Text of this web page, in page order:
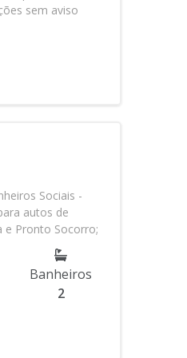
sem aviso
Sociais -
autos de
e Pronto Socorro;
a disponibilidade
podendo
de corrigir
- 18:33
Banheiros
2